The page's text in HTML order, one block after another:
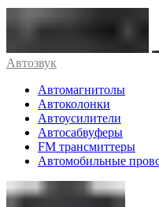
Автозвук
Автомагнитолы
Автоколонки
Автоусилители
Автосабвуферы
FM трансмиттеры
Автомобильные